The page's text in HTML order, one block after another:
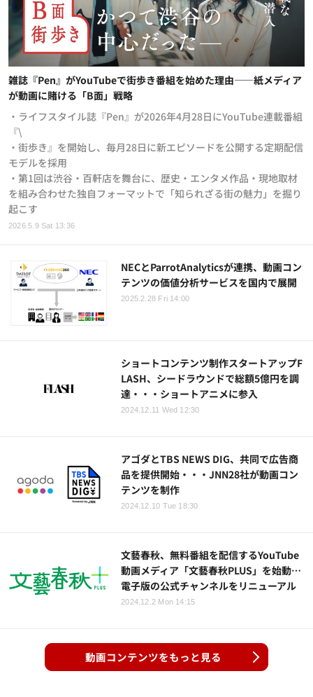
2026.5.9 Sat 13:36
雑誌『Pen』がYouTubeで街歩き番組を始めた理由——紙メディア
が動画に賭ける「B面」戦略
・ライフスタイル誌『Pen』が2026年4月28日にYouTube連載番組
『\
・街歩き』を開始し、毎月28日に新エピソードを公開する定期配信
モデルを採用
・第1回は渋谷・百軒店を舞台に、歴史・エンタメ作品・現地取材
を組み合わせた独自フォーマットで「知られざる街の魅力」を掘り
起こす
NECとParrotAnalyticsが連携、動画コン
テンツの価値分析サービスを国内で展開
2025.2.28 Fri 14:00
ショートコンテンツ制作スタートアップF
LASH、シードラウンドで総額5億円を調
達・・・ショートアニメに参入
2024.12.11 Wed 12:30
アゴダとTBS NEWS DIG、共同で広告商
品を提供開始・・・JNN28社が動画コン
テンツを制作
2024.12.10 Tue 18:30
文藝春秋、無料番組を配信するYouTube
動画メディア「文藝春秋PLUS」を始動…
電子版の公式チャンネルをリニューアル
2024.12.2 Mon 14:15
動画コンテンツをもっと見る